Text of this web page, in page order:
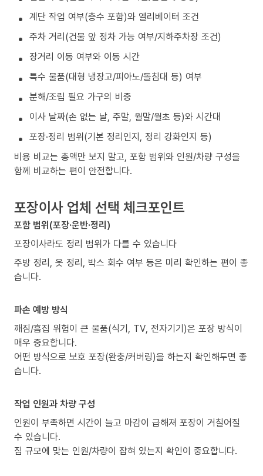
계단 작업 여부(층수 포함)와 엘리베이터 조건
주차 거리(건물 앞 정차 가능 여부/지하주차장 조건)
장거리 이동 여부와 이동 시간
특수 물품(대형 냉장고/피아노/돌침대 등) 여부
분해/조립 필요 가구의 비중
이사 날짜(손 없는 날, 주말, 월말/월초 등)와 시간대
포장·정리 범위(기본 정리인지, 정리 강화인지 등)
비용 비교는 총액만 보지 말고, 포함 범위와 인원/차량 구성을
함께 비교하는 편이 안전합니다.
포장이사 업체 선택 체크포인트
포함 범위(포장·운반·정리)
포장이사라도 정리 범위가 다를 수 있습니다
주방 정리, 옷 정리, 박스 회수 여부 등은 미리 확인하는 편이 좋
습니다.
파손 예방 방식
깨짐/흠집 위험이 큰 물품(식기, TV, 전자기기)은 포장 방식이
매우 중요합니다.
어떤 방식으로 보호 포장(완충/커버링)을 하는지 확인해두면 좋
습니다.
작업 인원과 차량 구성
인원이 부족하면 시간이 늘고 마감이 급해져 포장이 거칠어질
수 있습니다.
짐 규모에 맞는 인원/차량이 잡혀 있는지 확인이 중요합니다.